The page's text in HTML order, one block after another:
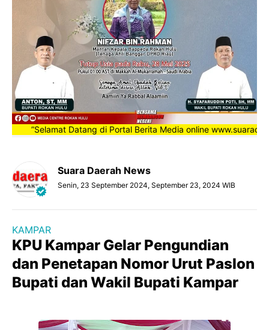
”Selamat Datang di Portal Berita Media online
Suara Daerah News
Senin, 23 September 2024, September 23, 2024 WIB
KAMPAR
KPU Kampar Gelar Pengundian
dan Penetapan Nomor Urut Paslon
Bupati dan Wakil Bupati Kampar